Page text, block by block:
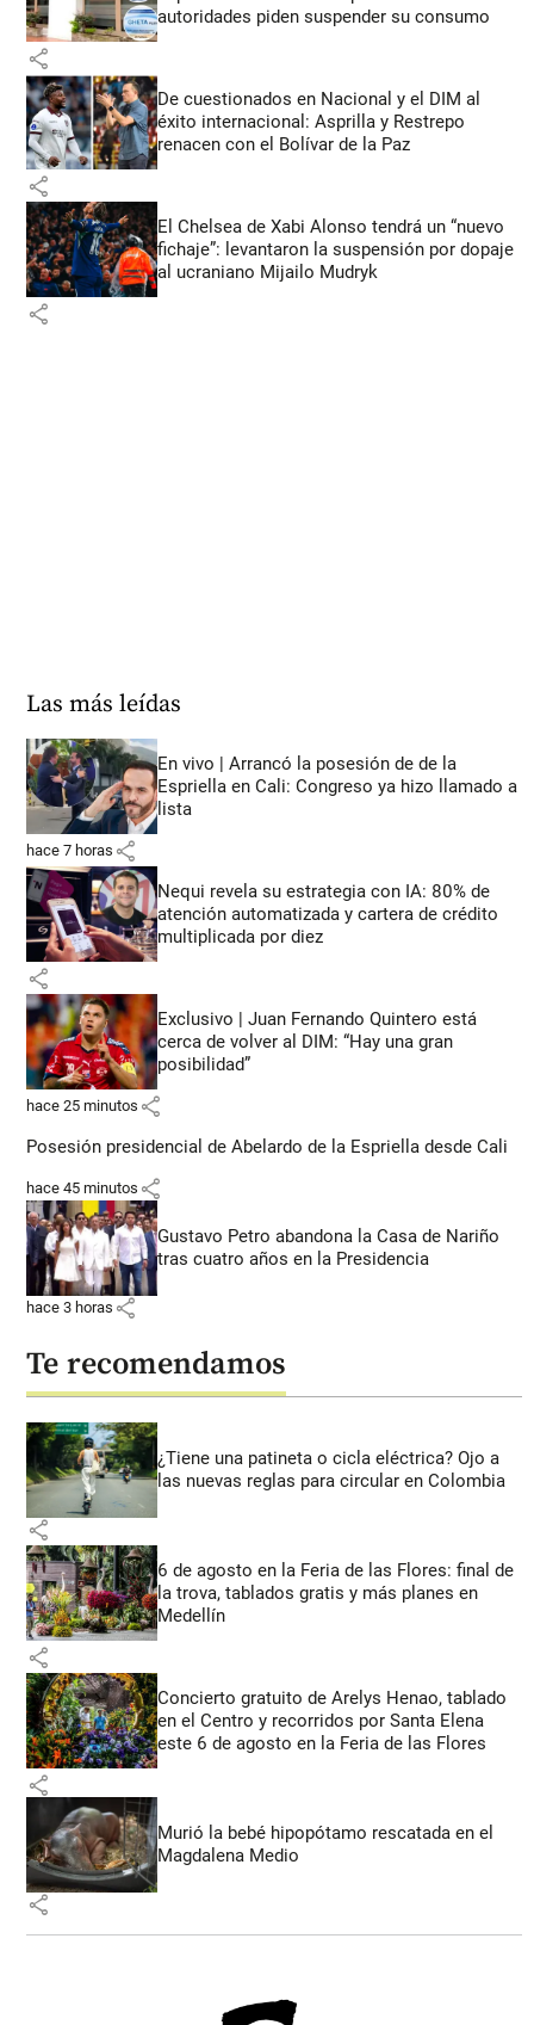
autoridades piden suspender su consumo
share
De cuestionados en Nacional y el DIM al
éxito internacional: Asprilla y Restrepo
renacen con el Bolívar de la Paz
share
El Chelsea de Xabi Alonso tendrá un “nuevo
fichaje”: levantaron la suspensión por dopaje
al ucraniano Mijailo Mudryk
share
Las más leídas
En vivo | Arrancó la posesión de de la
Espriella en Cali: Congreso ya hizo llamado a
lista
hace 7 horas share
Nequi revela su estrategia con IA: 80% de
atención automatizada y cartera de crédito
multiplicada por diez
share
Exclusivo | Juan Fernando Quintero está
cerca de volver al DIM: “Hay una gran
posibilidad”
hace 25 minutos share
Posesión presidencial de Abelardo de la Espriella desde Cali
hace 45 minutos share
Gustavo Petro abandona la Casa de Nariño
tras cuatro años en la Presidencia
hace 3 horas share
Te recomendamos
¿Tiene una patineta o cicla eléctrica? Ojo a
las nuevas reglas para circular en Colombia
share
6 de agosto en la Feria de las Flores: final de
la trova, tablados gratis y más planes en
Medellín
share
Concierto gratuito de Arelys Henao, tablado
en el Centro y recorridos por Santa Elena
este 6 de agosto en la Feria de las Flores
share
Murió la bebé hipopótamo rescatada en el
Magdalena Medio
share